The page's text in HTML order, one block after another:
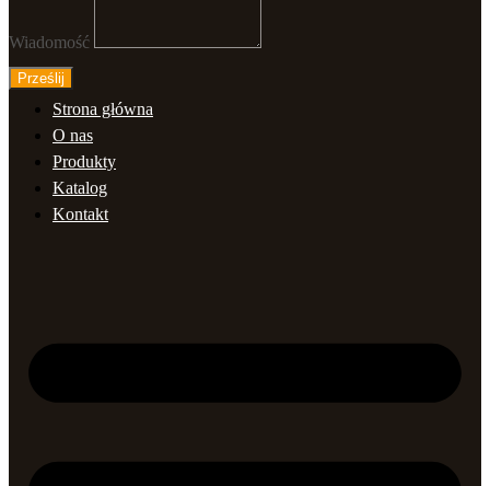
Wiadomość
Prześlij
Strona główna
O nas
Produkty
Katalog
Kontakt